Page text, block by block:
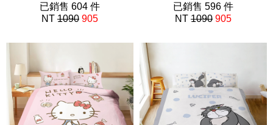
Chiikawa已銷售 604 件
NT 1090 905
日本人氣插畫家 mofusand
已銷售 596 件
NT 1090 905